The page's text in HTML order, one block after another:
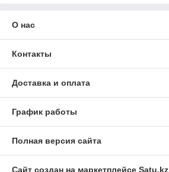
О нас
Контакты
Доставка и оплата
График работы
Полная версия сайта
Сайт создан на маркетплейсе Satu.kz